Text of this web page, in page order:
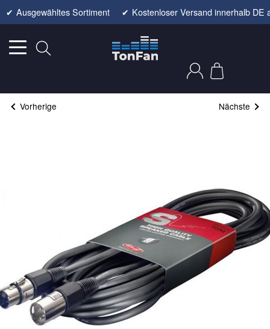
✔ Ausgewähltes Sortiment ✔ Kostenloser Versand innerhalb DE
Vorherige Nächste